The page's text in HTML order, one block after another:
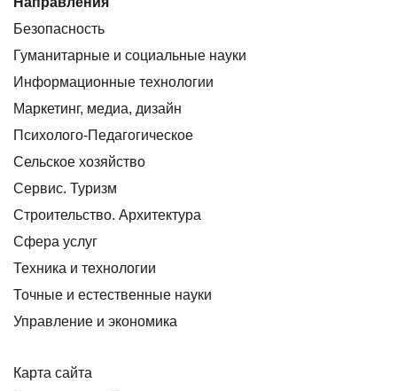
Безопасность
Гуманитарные и социальные науки
Информационные технологии
Маркетинг, медиа, дизайн
Психолого-Педагогическое
Сельское хозяйство
Сервис. Туризм
Строительство. Архитектура
Сфера услуг
Техника и технологии
Точные и естественные науки
Управление и экономика
Карта сайта